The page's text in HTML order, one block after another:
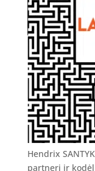
Hendrix
partnerį ir